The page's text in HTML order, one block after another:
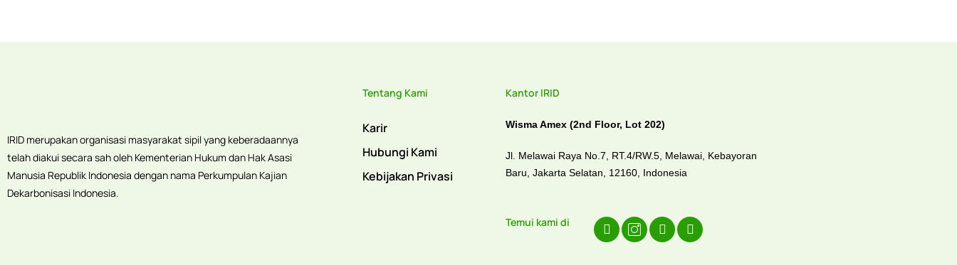
IRID merupakan organisasi masyarakat sipil yang keberadaannya
telah diakui secara sah oleh Kementerian Hukum dan Hak Asasi
Manusia Republik Indonesia dengan nama Perkumpulan Kajian
Dekarbonisasi Indonesia.
Tentang Kami
Karir
Hubungi Kami
Kebijakan Privasi
Kantor IRID
Wisma Amex (2nd Floor, Lot 202)
Jl. Melawai Raya No.7, RT.4/RW.5, Melawai, Kebayoran
Baru, Jakarta Selatan, 12160, Indonesia
Temui kami di